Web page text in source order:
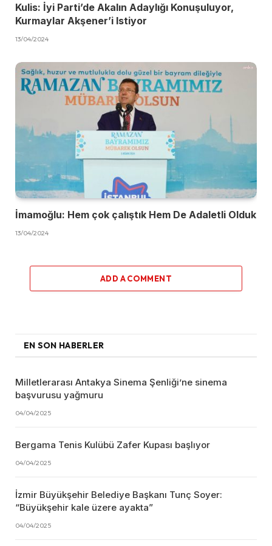
Kulis: İyi Parti’de Akalın Adaylığı Konuşuluyor,
Kurmaylar Akşener’i Istiyor
13/04/2024
İmamoğlu: Hem çok çalıştık Hem De Adaletli Olduk
13/04/2024
ADD A COMMENT
EN SON HABERLER
Milletlerarası Antakya Sinema Şenliği’ne sinema
başvurusu yağmuru
04/04/2025
Bergama Tenis Kulübü Zafer Kupası başlıyor
04/04/2025
İzmir Büyükşehir Belediye Başkanı Tunç Soyer:
“Büyükşehir kale üzere ayakta”
04/04/2025